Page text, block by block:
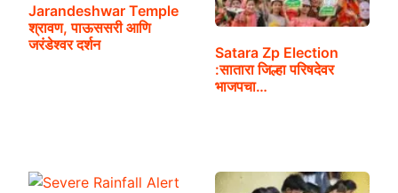
Jarandeshwar Temple
श्रावण, पाऊससरी आणि
जरंडेश्वर दर्शन
Satara Zp Election
:सातारा जिल्हा परिषदेवर
भाजपचा…